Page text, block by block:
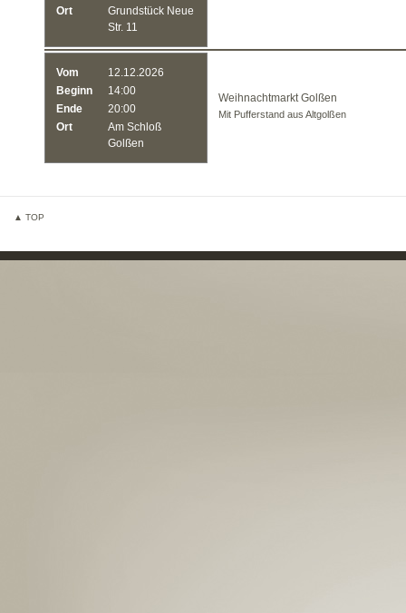
Ort
Grundstück Neue
Str. 11
Vom
12.12.2026
Beginn
14:00
Ende
20:00
Ort
Am Schloß
Golßen
Weihnachtmarkt Golßen
Mit Pufferstand aus Altgolßen
▲ TOP